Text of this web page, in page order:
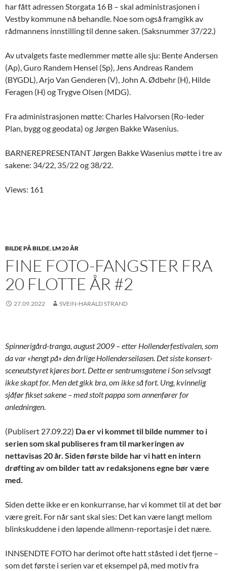
har fått adressen Storgata 16 B – skal administrasjonen i
Vestby kommune nå behandle. Noe som også framgikk av
rådmannens innstilling til denne saken. (Saksnummer 37/22.)
Av utvalgets faste medlemmer møtte alle sju: Bente Andersen
(Ap), Guro Randem Hensel (Sp), Jens Andreas Randem
(BYGDL), Arjo Van Genderen (V), John A. Ødbehr (H), Hilde
Feragen (H) og Trygve Olsen (MDG).
Fra administrasjonen møtte: Charles Halvorsen (Ro-leder
Plan, bygg og geodata) og Jørgen Bakke Wasenius.
BARNEREPRESENTANT Jørgen Bakke Wasenius møtte i tre av
sakene: 34/22, 35/22 og 38/22.
Views: 161
BILDE PÅ BILDE,LM 20 ÅR
FINE FOTO-FANGSTER FRA
20 FLOTTE ÅR #2
27.09.2022 SVEIN-HARALD STRAND
Spinnerigård-tranga, august 2009 – etter Hollenderfestivalen, som
da var «hengt på» den årlige Hollenderseilasen. Det siste konsert-
sceneutstyret kjøres bort. Dette er sentrumsgatene i Son selvsagt
ikke skapt for. Men det gikk bra, om ikke så fort. Ung, kvinnelig
sjåfør fikset sakene – med stolt pappa som annenfører for
anledningen.
(Publisert 27.09.22) Da er vi kommet til bilde nummer to i
serien som skal publiseres fram til markeringen av
nettavisas 20 år. Siden første bilde har vi hatt en intern
drøfting av om bilder tatt av redaksjonens egne bør være
med.
Siden dette ikke er en konkurranse, har vi kommet til at det bør
være greit. For når sant skal sies: Det kan være langt mellom
blinkskuddene i den løpende allmenn-reportasje i det nære.
INNSENDTE FOTO har derimot ofte hatt ståsted i det fjerne –
som det første i serien var et eksempel på, med motiv fra